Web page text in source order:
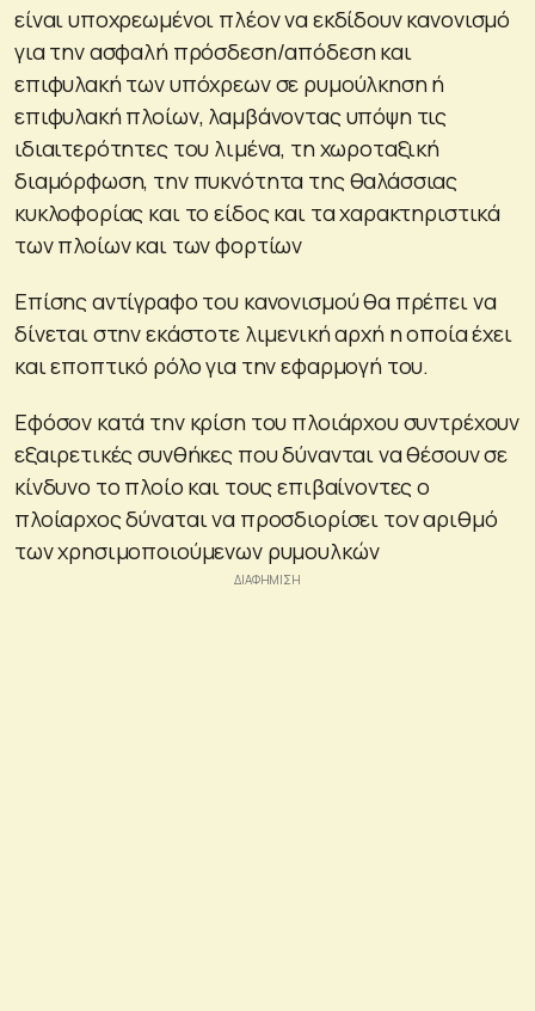
είναι υποχρεωμένοι πλέον να εκδίδουν κανονισμό
για την ασφαλή πρόσδεση/απόδεση και
επιφυλακή των υπόχρεων σε ρυμούλκηση ή
επιφυλακή πλοίων, λαμβάνοντας υπόψη τις
ιδιαιτερότητες του λιμένα, τη χωροταξική
διαμόρφωση, την πυκνότητα της θαλάσσιας
κυκλοφορίας και το είδος και τα χαρακτηριστικά
των πλοίων και των φορτίων
Επίσης αντίγραφο του κανονισμού θα πρέπει να
δίνεται στην εκάστοτε λιμενική αρχή η οποία έχει
και εποπτικό ρόλο για την εφαρμογή του.
Εφόσον κατά την κρίση του πλοιάρχου συντρέχουν
εξαιρετικές συνθήκες που δύνανται να θέσουν σε
κίνδυνο το πλοίο και τους επιβαίνοντες ο
πλοίαρχος δύναται να προσδιορίσει τον αριθμό
των χρησιμοποιούμενων ρυμουλκών